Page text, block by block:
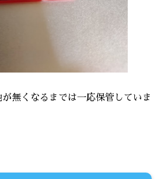
無くなるまでは一応保管していま